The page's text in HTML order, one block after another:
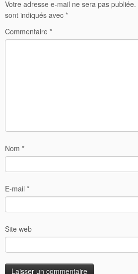
Votre adresse e-mail ne sera pas publiée.
sont indiqués avec *
Commentaire *
Nom *
E-mail *
Site web